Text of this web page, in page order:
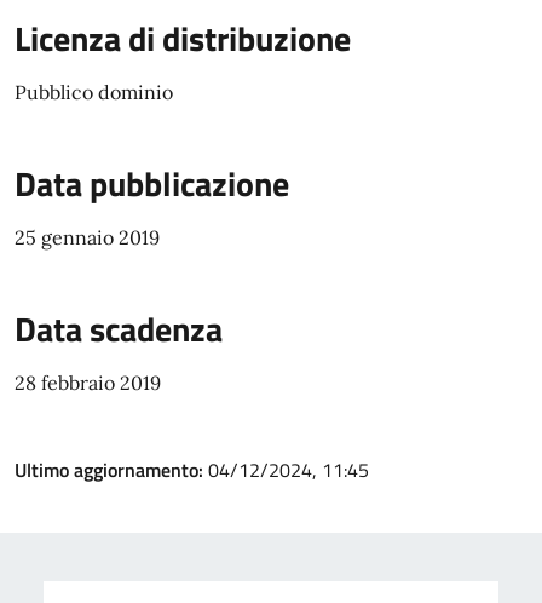
Licenza di distribuzione
Pubblico dominio
Data pubblicazione
25 gennaio 2019
Data scadenza
28 febbraio 2019
Ultimo aggiornamento: 04/12/2024, 11:45